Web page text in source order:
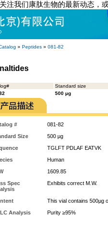
注我们康肽生物的最新动态，
» Peptides » 081-82
Standard size
500 µg
#
081-82
Size
500 µg
TGLFT PDLAF EATVK
Human
1609.85
Spec
Exhibits correct M.W.
This vial contains 500µg
Analysis
Purity ≥95%